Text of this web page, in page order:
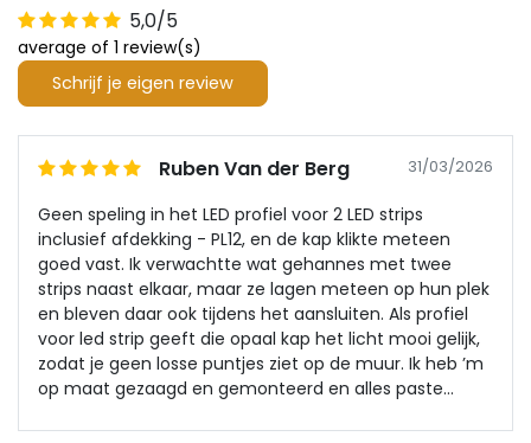
5,0/5
average of 1 review(s)
Schrijf je eigen review
Ruben Van der Berg 31/03/2026
Geen speling in het LED profiel voor 2 LED strips
inclusief afdekking - PL12, en de kap klikte meteen
goed vast. Ik verwachtte wat gehannes met twee
strips naast elkaar, maar ze lagen meteen op hun plek
en bleven daar ook tijdens het aansluiten. Als profiel
voor led strip geeft die opaal kap het licht mooi gelijk,
zodat je geen losse puntjes ziet op de muur. Ik heb ’m
op maat gezaagd en gemonteerd en alles paste